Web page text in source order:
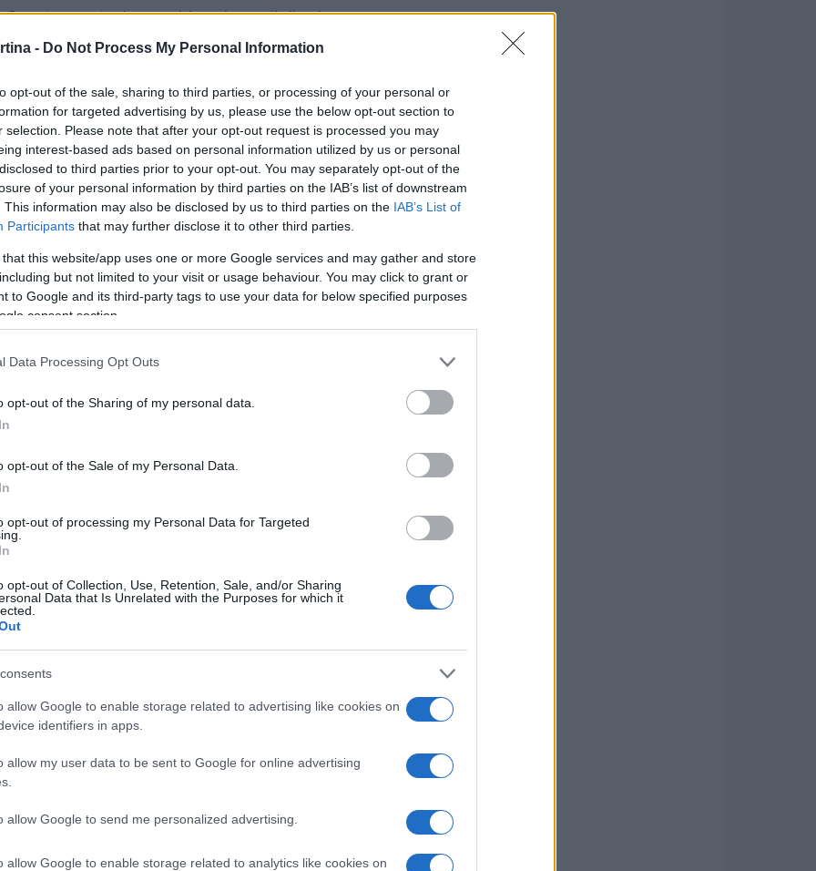
- Do Not Process My Personal Information
opt-out of the sale, sharing to third parties, or processing of your personal or
for targeted advertising by us, please use the below opt-out section to
selection. Please note that after your opt-out request is processed you may
interest-based ads based on personal information utilized by us or personal
to third parties prior to your opt-out. You may separately opt-out of the
of your personal information by third parties on the IAB’s list of downstream
This information may also be disclosed by us to third parties on the IAB’s List of
Participants that may further disclose it to other third parties.
that this website/app uses one or more Google services and may gather and store
but not limited to your visit or usage behaviour. You may click to grant or
to Google and its third-party tags to use your data for below specified purposes
consent section.
Data Processing Opt Outs
opt-out of the Sharing of my personal data.
opt-out of the Sale of my Personal Data.
opt-out of processing my Personal Data for Targeted
opt-out of Collection, Use, Retention, Sale, and/or Sharing
Data that Is Unrelated with the Purposes for which it
allow Google to enable storage related to advertising like cookies on
identifiers in apps.
allow my user data to be sent to Google for online advertising
allow Google to send me personalized advertising.
allow Google to enable storage related to analytics like cookies on
sport, che combina elementi di sci e
la competizione si svolge su tracciati ad
cross in Italia
un incremento significativo di
italiane, come quelle in Trentino-Alto
investire in strutture dedicate a questo sport,
Federazione Italiana Sport Invernali ha
a far crescere l’interesse verso questa
sono solo un’opportunità per gli atleti di
per il pubblico di vivere emozioni forti e
cross
da un’atmosfera elettrizzante, dove gli
salti e ostacoli. Ogni competizione è un
di affrontare le difficoltà del tracciato può